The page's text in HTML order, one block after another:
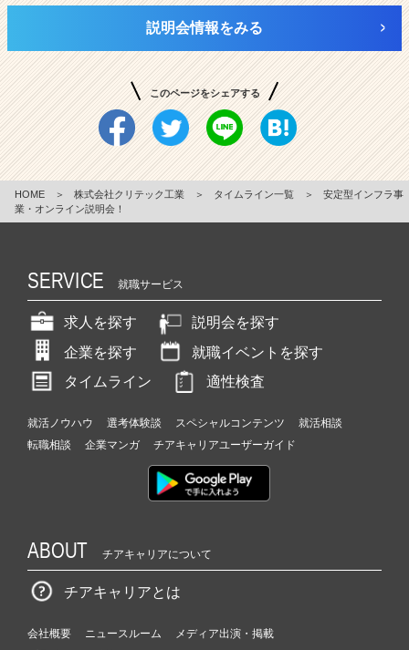
説明会情報をみる
このページをシェアする
HOME ＞ 株式会社クリテック工業 ＞ タイムライン一覧 ＞
安定型インフラ事
業・オンライン説明会！
SERVICE 就職サービス
求人を探す
説明会を探す
企業を探す
就職イベントを探す
タイムライン
適性検査
就活ノウハウ 選考体験談 スペシャルコンテンツ
就活相談
転職相談
企業マンガ チアキャリアユーザーガイド
ABOUT チアキャリアについて
チアキャリアとは
会社概要 ニュースルーム
メディア出演・掲載